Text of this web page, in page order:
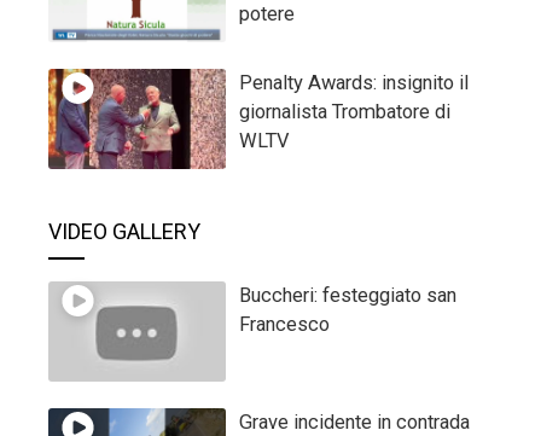
potere
Penalty Awards: insignito il
giornalista Trombatore di
WLTV
VIDEO GALLERY
Buccheri: festeggiato san
Francesco
Grave incidente in contrada